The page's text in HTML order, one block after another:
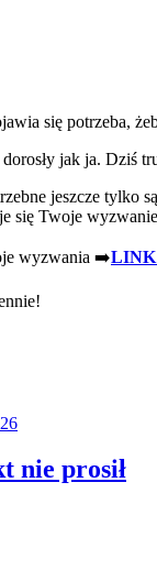
się potrzeba,
jak ja. Dziś
jeszcze tylko
się Twoje
wyzwania ➡️LINK
nie prosił